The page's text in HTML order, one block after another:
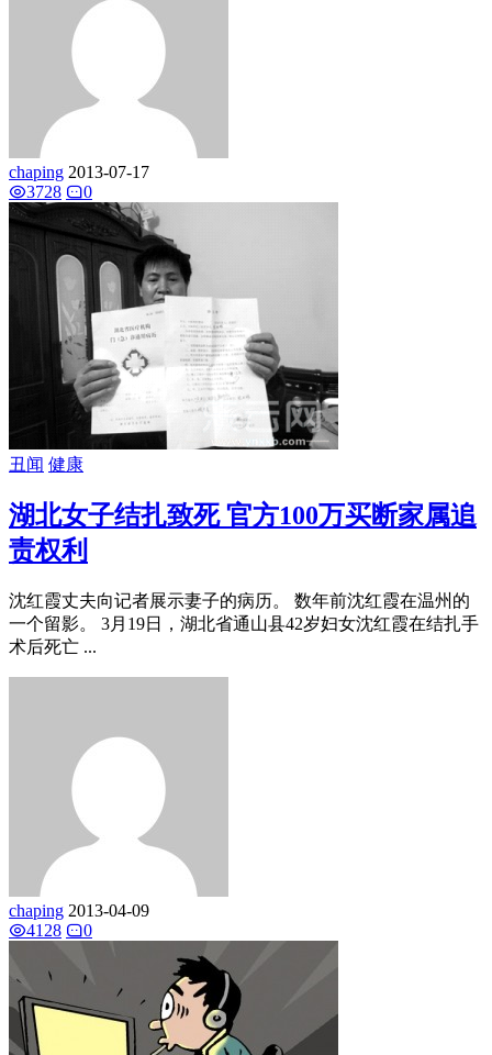
chaping 2013-07-17
3728
0
丑闻 健康
湖北女子结扎致死 官方100万买断家属追
责权利
沈红霞丈夫向记者展示妻子的病历。 数年前沈红霞在温州的
一个留影。 3月19日，湖北省通山县42岁妇女沈红霞在结扎手
术后死亡 ...
chaping 2013-04-09
4128
0